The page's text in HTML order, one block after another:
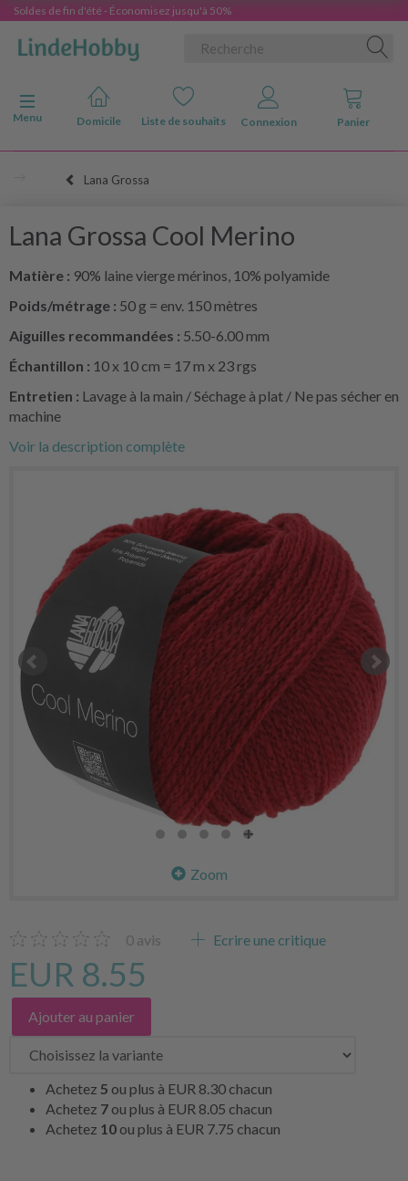
Soldes de fin d'été - Économisez jusqu'à 50%
Basculer la navigation
Menu
Domicile Liste de souhaits Connexion Panier
Lana Grossa
Lana Grossa Cool Merino
Matière : 90% laine vierge mérinos, 10% polyamide
Poids/métrage : 50 g = env. 150 mètres
Aiguilles recommandées : 5.50-6.00 mm
Échantillon : 10 x 10 cm = 17 m x 23 rgs
Entretien : Lavage à la main / Séchage à plat / Ne pas sécher en
machine
Voir la description complète
Zoom
0 avis Ecrire une critique
EUR 8.55
Ajouter au panier
Achetez 5 ou plus à EUR 8.30 chacun
Achetez 7 ou plus à EUR 8.05 chacun
Achetez 10 ou plus à EUR 7.75 chacun